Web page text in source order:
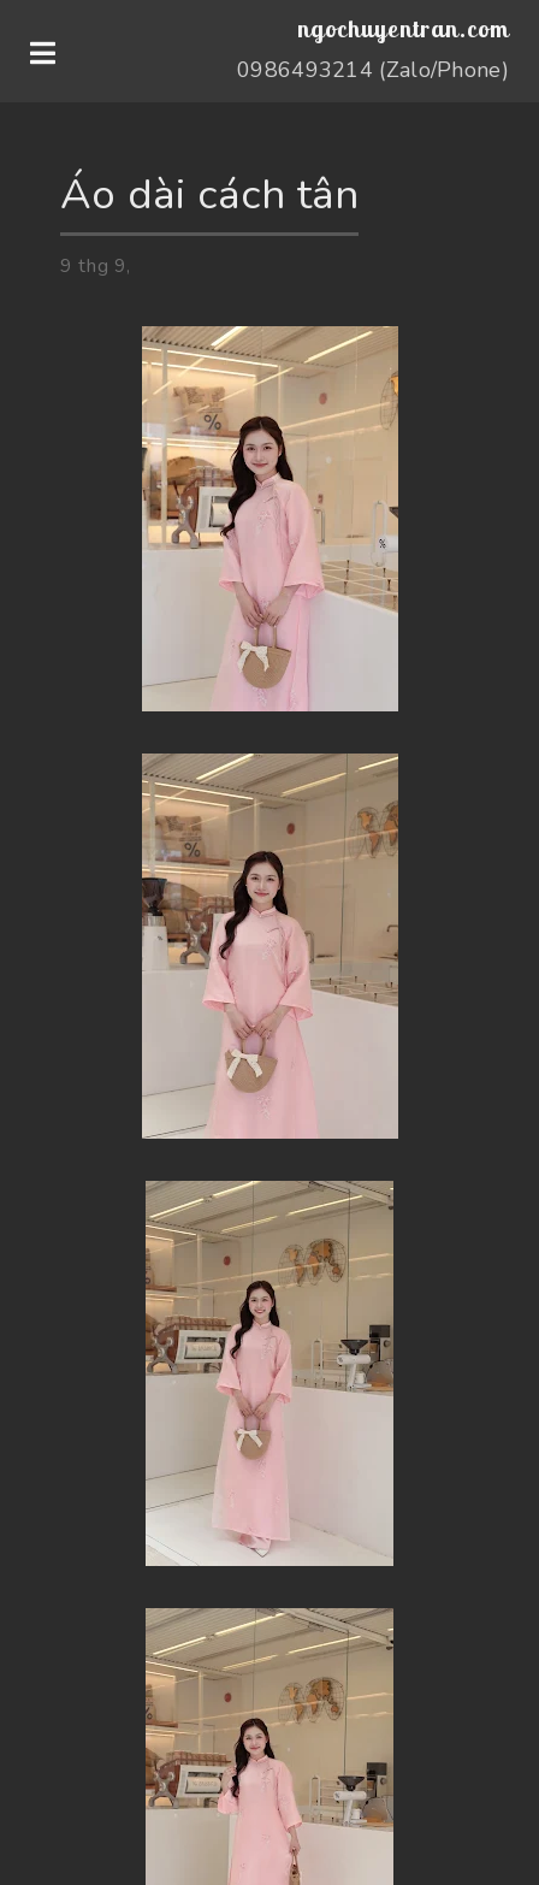
ngochuyentran.com
0986493214 (Zalo/Phone)
Áo dài cách tân
9 thg 9,